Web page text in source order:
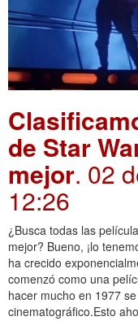
de Star
mejor. 02
12:26
¿Busca todas las
mejor? Bueno, ¡lo
ha crecido
comenzó como una
hacer mucho en 1977
cinematográfico.Esto